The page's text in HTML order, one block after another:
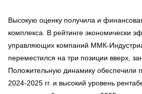
Высокую оценку получила и
комплекса. В рейтинге экономически
управляющих компаний
переместился на три позиции вверх,
Положительную динамику обеспечили
2024-2025 гг. и высокий уровень